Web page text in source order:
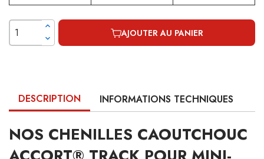
AJOUTER AU PANIER
DESCRIPTION INFORMATIONS TECHNIQUES
NOS CHENILLES CAOUTCHOUC